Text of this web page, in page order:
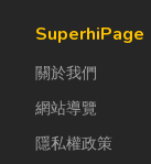
SuperhiPage
關於我們
網站導覽
隱私權政策